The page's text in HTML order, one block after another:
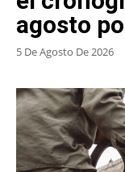
agosto
5 De Agosto De 2026